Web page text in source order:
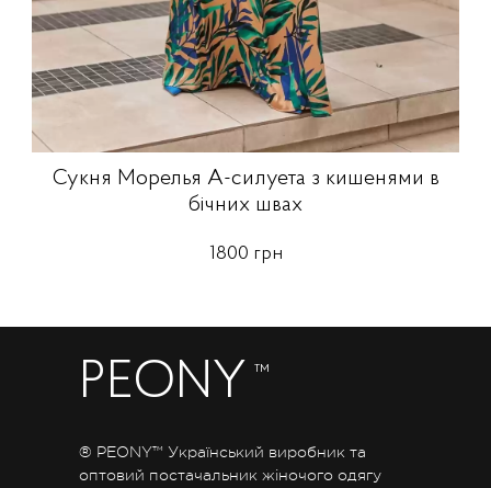
Сукня Морелья А-силуета з кишенями в
бічних швах
1800 грн
PEONY ™
® PEONY™ Український виробник та
оптовий постачальник жіночого одягу